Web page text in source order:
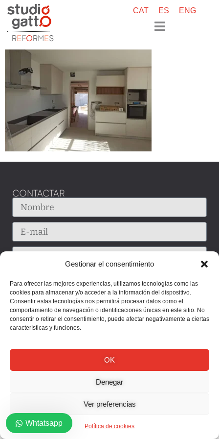
Gestionar el consentimiento
Para ofrecer las mejores experiencias, utilizamos tecnologías como las
cookies para almacenar y/o acceder a la información del dispositivo.
Consentir estas tecnologías nos permitirá procesar datos como el
comportamiento de navegación o identificaciones únicas en este sitio. No
consentir o retirar el consentimiento, puede afectar negativamente a ciertas
características y funciones.
OK
Denegar
Ver preferencias
Política de cookies
REFORMES
CAT ES ENG
CONTACTAR
Whtatsapp